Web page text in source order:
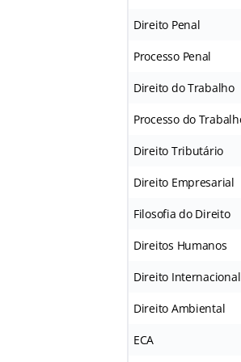
Direito Penal
Processo Penal
Direito do Trabalho
Processo do
Direito Tributário
Direito Empresarial
Filosofia do Direito
Direitos Humanos
Direito Internacional
Direito Ambiental
ECA